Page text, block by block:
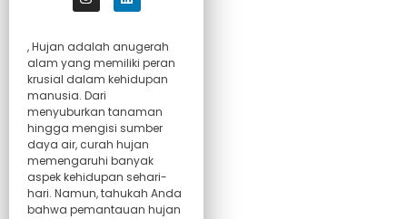
, Hujan adalah anugerah
alam yang memiliki peran
krusial dalam kehidupan
manusia. Dari
menyuburkan tanaman
hingga mengisi sumber
daya air, curah hujan
memengaruhi banyak
aspek kehidupan sehari-
hari. Namun, tahukah Anda
bahwa pemantauan hujan